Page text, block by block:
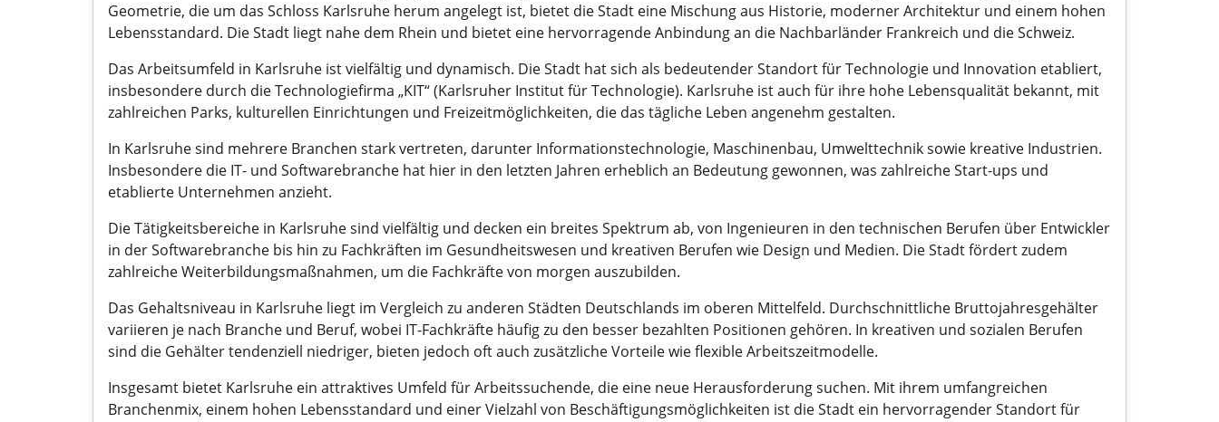
Geometrie, die um das Schloss Karlsruhe herum angelegt ist, bietet die Stadt eine Mischung aus Historie, moderner Architektur und einem hohen
Lebensstandard. Die Stadt liegt nahe dem Rhein und bietet eine hervorragende Anbindung an die Nachbarländer Frankreich und die Schweiz.
Das Arbeitsumfeld in Karlsruhe ist vielfältig und dynamisch. Die Stadt hat sich als bedeutender Standort für Technologie und Innovation etabliert,
insbesondere durch die Technologiefirma „KIT“ (Karlsruher Institut für Technologie). Karlsruhe ist auch für ihre hohe Lebensqualität bekannt, mit
zahlreichen Parks, kulturellen Einrichtungen und Freizeitmöglichkeiten, die das tägliche Leben angenehm gestalten.
In Karlsruhe sind mehrere Branchen stark vertreten, darunter Informationstechnologie, Maschinenbau, Umwelttechnik sowie kreative Industrien.
Insbesondere die IT- und Softwarebranche hat hier in den letzten Jahren erheblich an Bedeutung gewonnen, was zahlreiche Start-ups und
etablierte Unternehmen anzieht.
Die Tätigkeitsbereiche in Karlsruhe sind vielfältig und decken ein breites Spektrum ab, von Ingenieuren in den technischen Berufen über Entwickler
in der Softwarebranche bis hin zu Fachkräften im Gesundheitswesen und kreativen Berufen wie Design und Medien. Die Stadt fördert zudem
zahlreiche Weiterbildungsmaßnahmen, um die Fachkräfte von morgen auszubilden.
Das Gehaltsniveau in Karlsruhe liegt im Vergleich zu anderen Städten Deutschlands im oberen Mittelfeld. Durchschnittliche Bruttojahresgehälter
variieren je nach Branche und Beruf, wobei IT-Fachkräfte häufig zu den besser bezahlten Positionen gehören. In kreativen und sozialen Berufen
sind die Gehälter tendenziell niedriger, bieten jedoch oft auch zusätzliche Vorteile wie flexible Arbeitszeitmodelle.
Insgesamt bietet Karlsruhe ein attraktives Umfeld für Arbeitssuchende, die eine neue Herausforderung suchen. Mit ihrem umfangreichen
Branchenmix, einem hohen Lebensstandard und einer Vielzahl von Beschäftigungsmöglichkeiten ist die Stadt ein hervorragender Standort für